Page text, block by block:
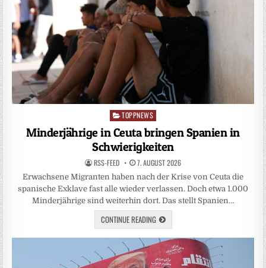
Posted
in
TOPPNEWS
Minderjährige in Ceuta bringen Spanien in
Schwierigkeiten
RSS-FEED 7. AUGUST 2026
Erwachsene Migranten haben nach der Krise von Ceuta die
spanische Exklave fast alle wieder verlassen. Doch etwa 1.000
Minderjährige sind weiterhin dort. Das stellt Spanien…
CONTINUE READING